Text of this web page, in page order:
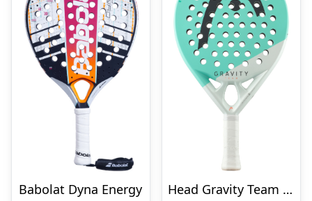
Babolat Dyna Energy
Head Gravity Team 2024